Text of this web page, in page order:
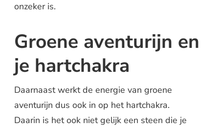
onzeker is.
Groene aventurijn en
je hartchakra
Daarnaast werkt de energie van groene
aventurijn dus ook in op het hartchakra.
Daarin is het ook niet gelijk een steen die je